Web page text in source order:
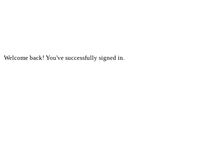
Welcome back! You've successfully signed in.